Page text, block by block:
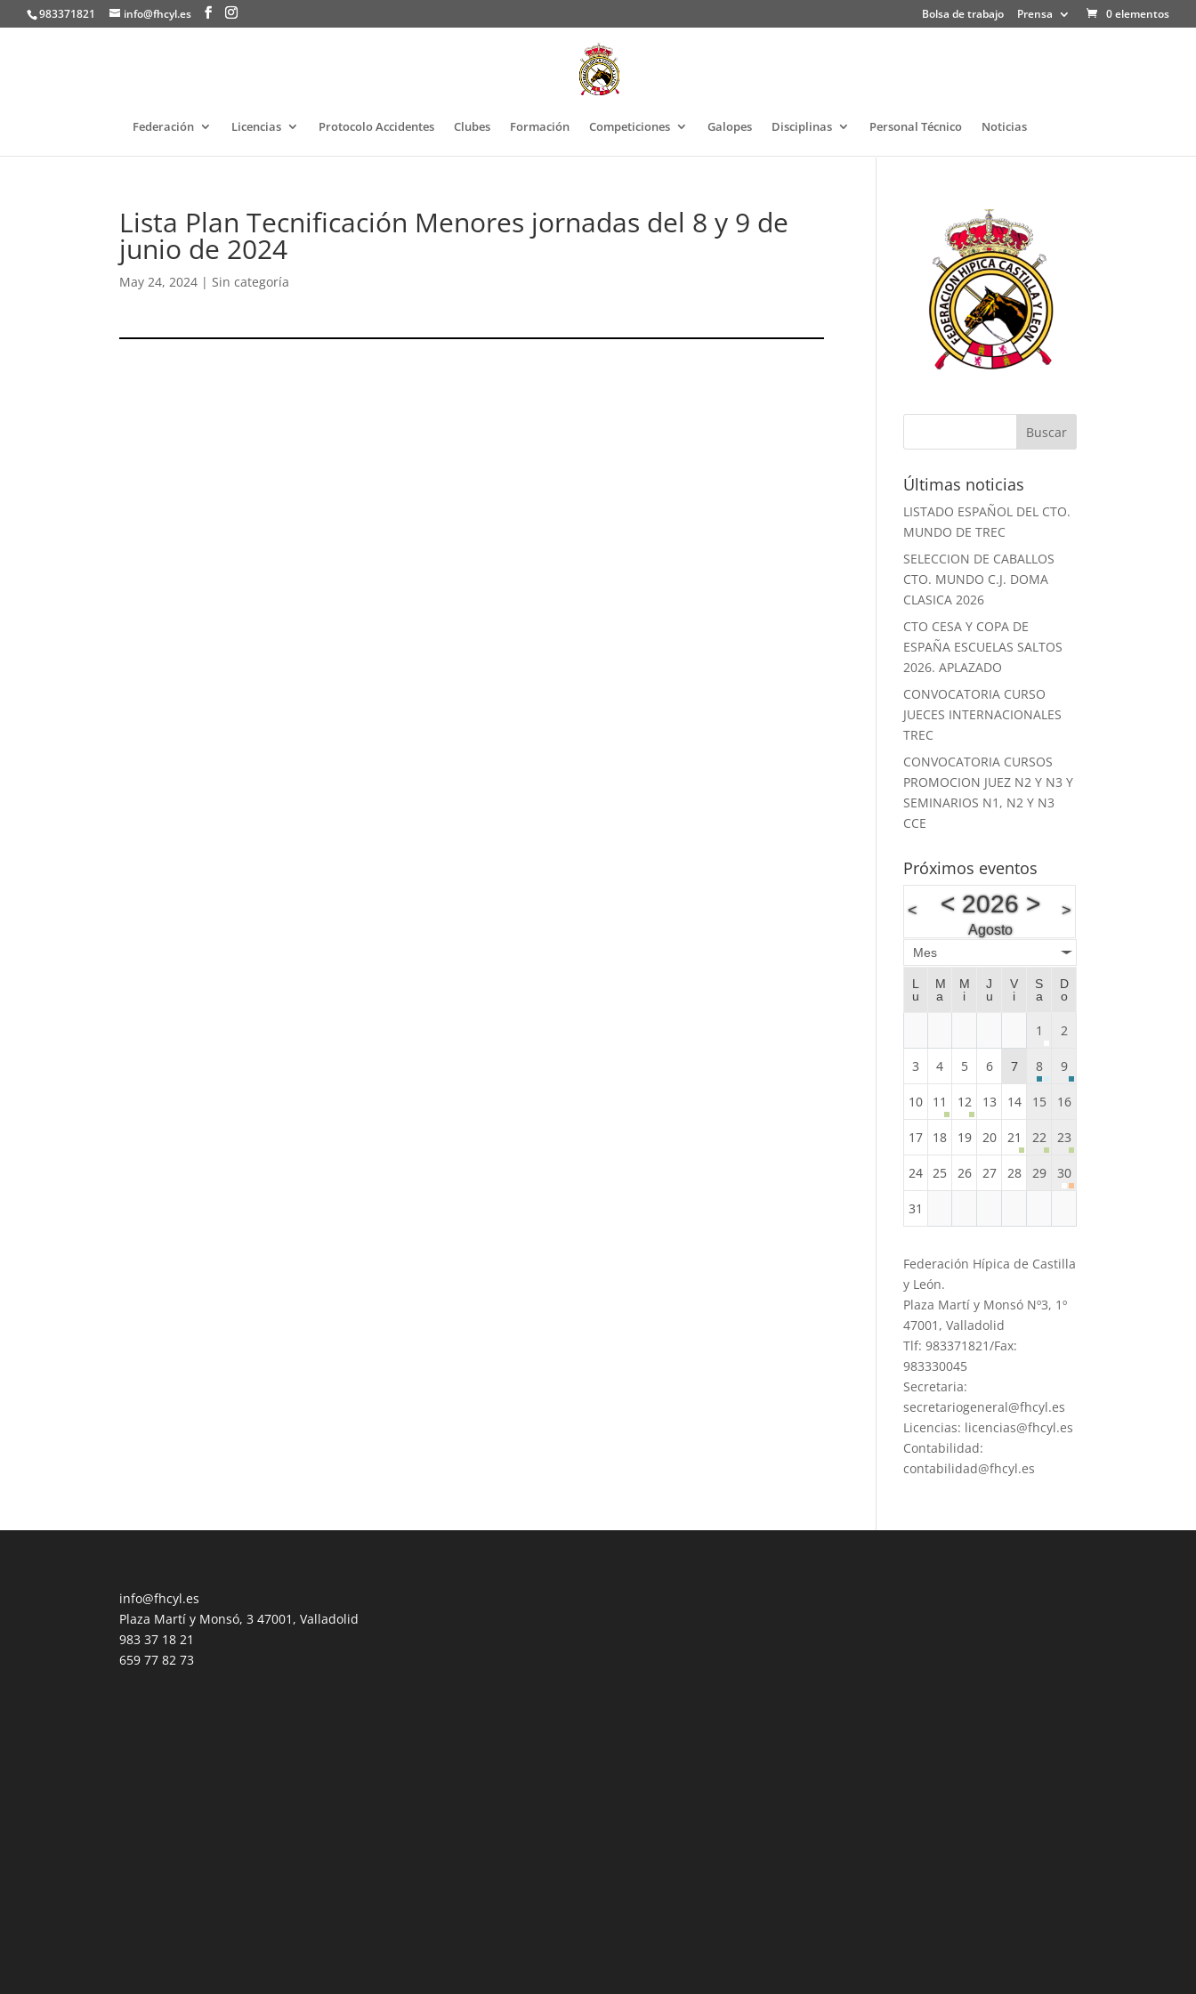
983371821 info@fhcyl.es Bolsa de trabajo Prensa 0 elementos
Federación Licencias Protocolo Accidentes Clubes Formación Competiciones Galopes Disciplinas Personal Técnico Noticias
Lista Plan Tecnificación Menores jornadas del 8 y 9 de
junio de 2024
May 24, 2024 |Sin categoría
Últimas noticias
LISTADO ESPAÑOL DEL CTO.
MUNDO DE TREC
SELECCION DE CABALLOS
CTO. MUNDO C.J. DOMA
CLASICA 2026
CTO CESA Y COPA DE
ESPAÑA ESCUELAS SALTOS
2026. APLAZADO
CONVOCATORIA CURSO
JUECES INTERNACIONALES
TREC
CONVOCATORIA CURSOS
PROMOCION JUEZ N2 Y N3 Y
SEMINARIOS N1, N2 Y N3
CCE
Próximos eventos
< <2026 >
Agosto
>
Mes
L
u
M
a
M
i
J
u
V
i
S
a
D
o
1 2
3 4 5 6 7 8 9
10 11 12 13 14 15 16
17 18 19 20 21 22 23
24 25 26 27 28 29 30
31
Federación Hípica de Castilla
y León.
Plaza Martí y Monsó Nº3, 1º
47001, Valladolid
Tlf: 983371821/Fax:
983330045
Secretaria:
secretariogeneral@fhcyl.es
Licencias: licencias@fhcyl.es
Contabilidad:
contabilidad@fhcyl.es
info@fhcyl.es
Plaza Martí y Monsó, 3 47001, Valladolid
983 37 18 21
659 77 82 73